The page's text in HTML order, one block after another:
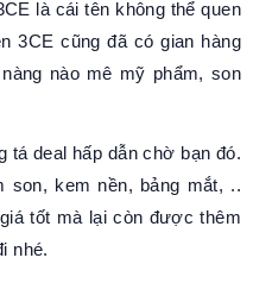
là cái tên không thể quen
3CE cũng đã có gian hàng
nào mê mỹ phẩm, son
tá deal hấp dẫn chờ bạn đó.
son, kem nền, bảng mắt, ..
tốt mà lại còn được thêm
nhé.